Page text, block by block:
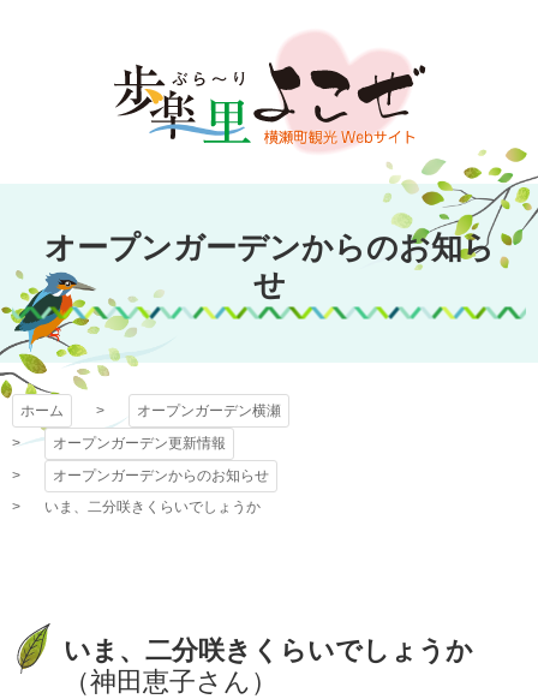
文
キ
プ
オープンガーデン
横瀬
オープンガーデンからのお知ら
せ
ホーム
オープンガーデン横瀬
オープンガーデン更新情報
オープンガーデンからのお知らせ
いま、二分咲きくらいでしょうか
いま、二分咲きくらいでしょうか
（神田恵子さん）